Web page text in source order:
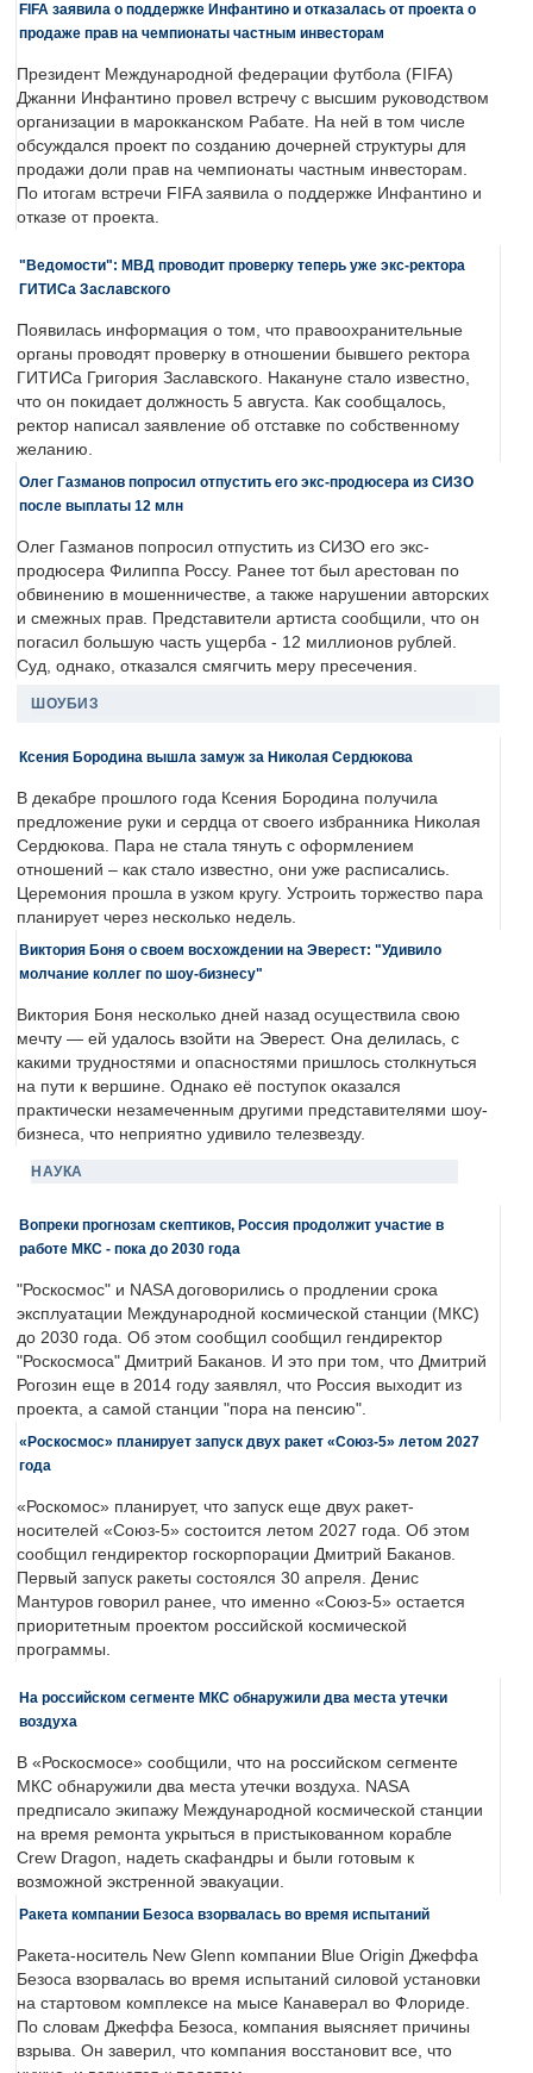
FIFA заявила о поддержке Инфантино и отказалась от проекта о
продаже прав на чемпионаты частным инвесторам
Президент Международной федерации футбола (FIFA)
Джанни Инфантино провел встречу с высшим руководством
организации в марокканском Рабате. На ней в том числе
обсуждался проект по созданию дочерней структуры для
продажи доли прав на чемпионаты частным инвесторам.
По итогам встречи FIFA заявила о поддержке Инфантино и
отказе от проекта.
"Ведомости": МВД проводит проверку теперь уже экс-ректора
ГИТИСа Заславского
Появилась информация о том, что правоохранительные
органы проводят проверку в отношении бывшего ректора
ГИТИСа Григория Заславского. Накануне стало известно,
что он покидает должность 5 августа. Как сообщалось,
ректор написал заявление об отставке по собственному
желанию.
Олег Газманов попросил отпустить его экс-продюсера из СИЗО
после выплаты 12 млн
Олег Газманов попросил отпустить из СИЗО его экс-
продюсера Филиппа Россу. Ранее тот был арестован по
обвинению в мошенничестве, а также нарушении авторских
и смежных прав. Представители артиста сообщили, что он
погасил большую часть ущерба - 12 миллионов рублей.
Суд, однако, отказался смягчить меру пресечения.
ШОУБИЗ
Ксения Бородина вышла замуж за Николая Сердюкова
В декабре прошлого года Ксения Бородина получила
предложение руки и сердца от своего избранника Николая
Сердюкова. Пара не стала тянуть с оформлением
отношений – как стало известно, они уже расписались.
Церемония прошла в узком кругу. Устроить торжество пара
планирует через несколько недель.
Виктория Боня о своем восхождении на Эверест: "Удивило
молчание коллег по шоу-бизнесу"
Виктория Боня несколько дней назад осуществила свою
мечту — ей удалось взойти на Эверест. Она делилась, с
какими трудностями и опасностями пришлось столкнуться
на пути к вершине. Однако её поступок оказался
практически незамеченным другими представителями шоу-
бизнеса, что неприятно удивило телезвезду.
НАУКА
Вопреки прогнозам скептиков, Россия продолжит участие в
работе МКС - пока до 2030 года
"Роскосмос" и NASA договорились о продлении срока
эксплуатации Международной космической станции (МКС)
до 2030 года. Об этом сообщил сообщил гендиректор
"Роскосмоса" Дмитрий Баканов. И это при том, что Дмитрий
Рогозин еще в 2014 году заявлял, что Россия выходит из
проекта, а самой станции "пора на пенсию".
«Роскосмос» планирует запуск двух ракет «Союз-5» летом 2027
года
«Роскомос» планирует, что запуск еще двух ракет-
носителей «Союз-5» состоится летом 2027 года. Об этом
сообщил гендиректор госкорпорации Дмитрий Баканов.
Первый запуск ракеты состоялся 30 апреля. Денис
Мантуров говорил ранее, что именно «Союз-5» остается
приоритетным проектом российской космической
программы.
На российском сегменте МКС обнаружили два места утечки
воздуха
В «Роскосмосе» сообщили, что на российском сегменте
МКС обнаружили два места утечки воздуха. NASA
предписало экипажу Международной космической станции
на время ремонта укрыться в пристыкованном корабле
Crew Dragon, надеть скафандры и были готовым к
возможной экстренной эвакуации.
Ракета компании Безоса взорвалась во время испытаний
Ракета-носитель New Glenn компании Blue Origin Джеффа
Безоса взорвалась во время испытаний силовой установки
на стартовом комплексе на мысе Канаверал во Флориде.
По словам Джеффа Безоса, компания выясняет причины
взрыва. Он заверил, что компания восстановит все, что